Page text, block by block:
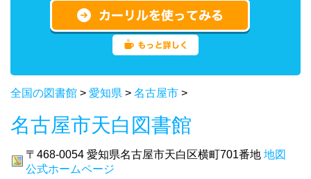
全国の図書館 > 愛知県 > 名古屋市 >
名古屋市天白図書館
〒468-0054 愛知県名古屋市天白区横町701番地 地図
公式ホームページ